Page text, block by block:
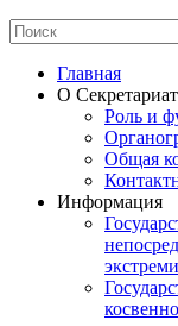
Главная
О
Роль и
Общая
Информация